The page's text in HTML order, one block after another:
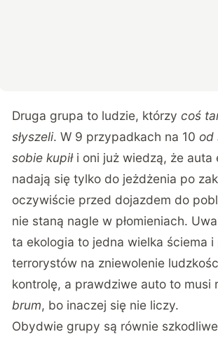
Druga grupa to ludzie, którzycoś
słyszeli. W 9 przypadkach na 10od
sobie kupiłi oni już wiedzą, że auta
nadają się tylko do jeżdżenia po
oczywiście przed dojazdem do
nie staną nagle w płomieniach.
ta ekologia to jedna wielka ściema i
terrorystów na zniewolenie
kontrolę, a prawdziwe auto to musi
brum, bo inaczej się nie liczy.
Obydwie grupy są równie szkodliwe